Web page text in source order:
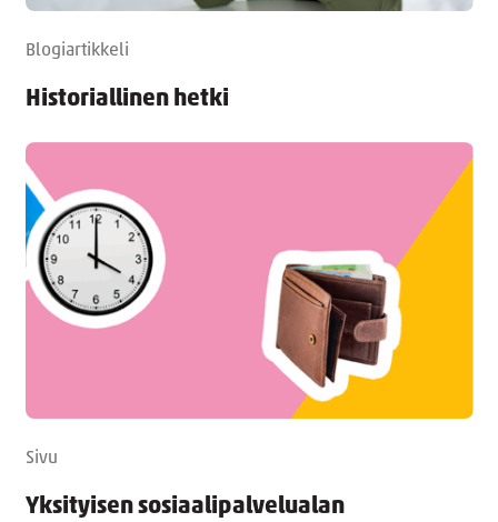
Blogiartikkeli
Historiallinen hetki
Sivu
Yksityisen sosiaalipalvelualan